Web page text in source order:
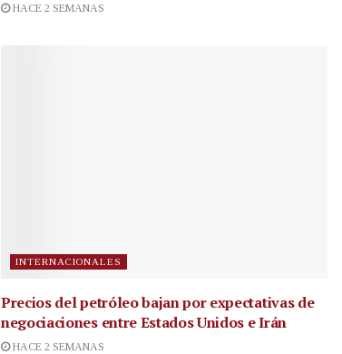
HACE 2 SEMANAS
INTERNACIONALES
Precios del petróleo bajan por expectativas de
negociaciones entre Estados Unidos e Irán
HACE 2 SEMANAS